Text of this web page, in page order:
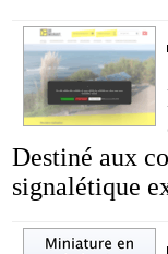
Destiné aux
signalétique